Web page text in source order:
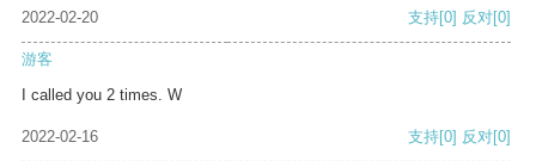
2022-02-20 支持[0] 反对[0]
游客
I called you 2 times. W
2022-02-16 支持[0] 反对[0]